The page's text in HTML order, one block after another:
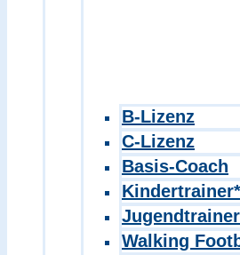
B-Lizenz
C-Lizenz
Basis-Coach
Walking